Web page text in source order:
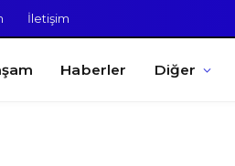
İletişim
Haberler Diğer